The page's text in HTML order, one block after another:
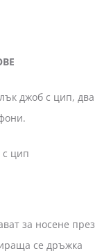
джоб с цип, два
цип
за носене през
се дръжка